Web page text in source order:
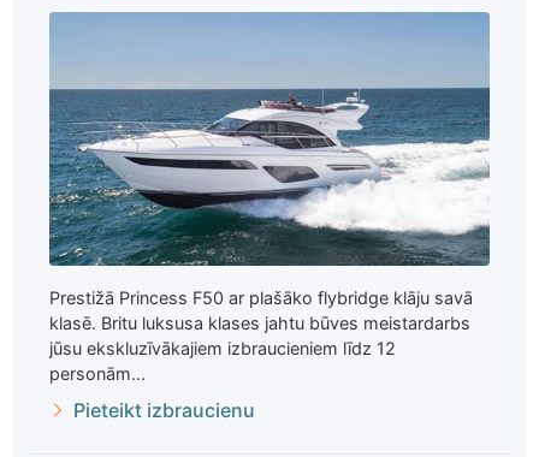
Prestižā Princess F50 ar plašāko flybridge klāju savā
klasē. Britu luksusa klases jahtu būves meistardarbs
jūsu ekskluzīvākajiem izbraucieniem līdz 12
personām...
Pieteikt izbraucienu